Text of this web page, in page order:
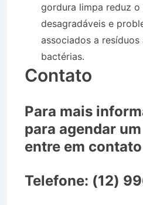
gordura limpa reduz
desagradáveis e
associados a resíduos
bactérias.
Contato
Para mais
para agendar
entre em
Telefone: (12)